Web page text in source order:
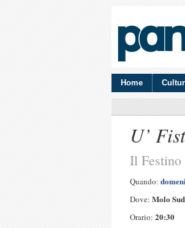
Home
U’
Il Festino
Quando:
Dove: Molo Sud
Orario: 20:30